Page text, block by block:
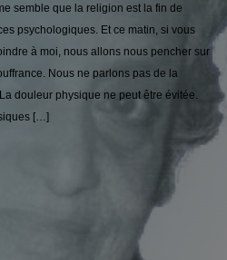
semble que la religion est la fin de
psychologiques. Et ce matin, si vous
à moi, nous allons nous pencher sur
Nous ne parlons pas de la
douleur physique ne peut être évitée.
[…]